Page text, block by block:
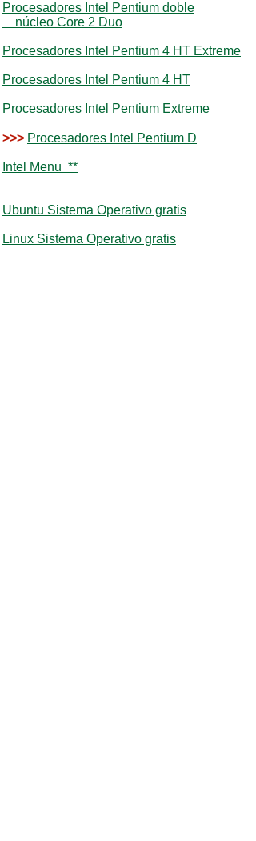
Procesadores Intel Pentium doble
núcleo Core 2 Duo
Procesadores Intel Pentium 4 HT Extreme
Procesadores Intel Pentium 4 HT
Procesadores Intel Pentium Extreme
>>> Procesadores Intel Pentium D
Intel Menu **
Ubuntu Sistema Operativo gratis
Linux Sistema Operativo gratis